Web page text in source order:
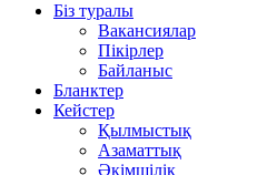
Біз туралы
Вакансиялар
Пікірлер
Байланыс
Бланктер
Кейстер
Қылмыстық
Азаматтық
Әкімшілік